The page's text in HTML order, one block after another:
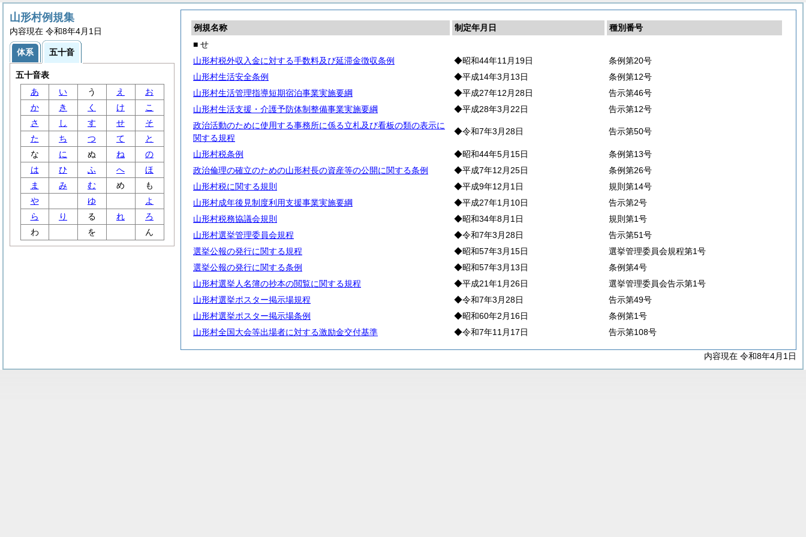
例規名称 制定年月日
種別番号
■ せ
山形村税外収入金に対する手数料及び延滞金徴収条例
◆昭和44年11月19日
条例第20号
山形村生活安全条例
◆平成14年3月13日
条例第12号
山形村生活管理指導短期宿泊事業実施要綱
◆平成27年12月28日
告示第46号
山形村生活支援・介護予防体制整備事業実施要綱
◆平成28年3月22日
告示第12号
政治活動のために使用する事務所に係る立札及び看板の類の表示に
関する規程
◆令和7年3月28日 告示第50号
山形村税条例 ◆昭和44年5月15日
条例第13号
政治倫理の確立のための山形村長の資産等の公開に関する条例
◆平成7年12月25日
条例第26号
山形村税に関する規則
◆平成9年12月1日
規則第14号
山形村成年後見制度利用支援事業実施要綱
◆平成27年1月10日
告示第2号
山形村税務協議会規則
◆昭和34年8月1日
規則第1号
山形村選挙管理委員会規程
◆令和7年3月28日
告示第51号
選挙公報の発行に関する規程
◆昭和57年3月15日
選挙管理委員会規程第1号
選挙公報の発行に関する条例
◆昭和57年3月13日
条例第4号
山形村選挙人名簿の抄本の閲覧に関する規程
◆平成21年1月26日
選挙管理委員会告示第1号
山形村選挙ポスター掲示場規程
◆令和7年3月28日
告示第49号
山形村選挙ポスター掲示場条例
◆昭和60年2月16日
条例第1号
山形村全国大会等出場者に対する激励金交付基準
◆令和7年11月17日 告示第108号
内容現在 令和8年4月1日
山形村例規集
内容現在 令和8年4月1日
体系 五十音
五十音表
あ
い う え
お
か
き く け
こ
さ
し す せ
そ
た
ち つ て
と
な
に ぬ ね
の
は
ひ ふ へ
ほ
ま
み む め
も
や
ゆ
よ
ら
り る れ
ろ
わ
を ん